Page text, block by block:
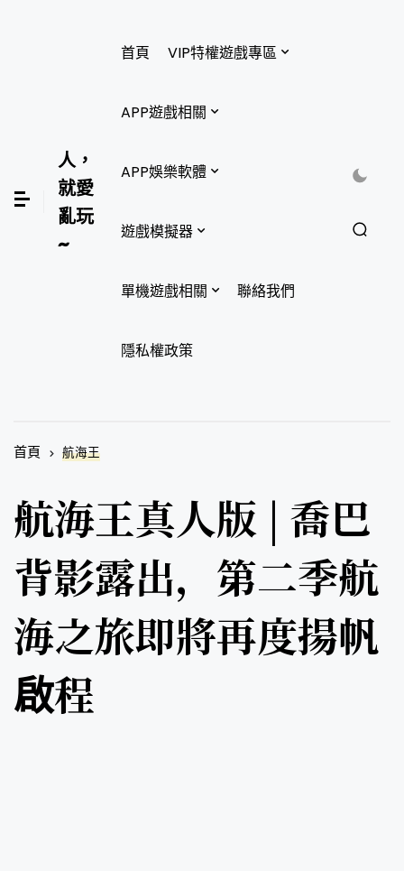
人，
就愛
亂玩
~
首頁 VIP特權遊戲專區
APP遊戲相關
APP娛樂軟體
遊戲模擬器
單機遊戲相關 聯絡我們
隱私權政策
首頁 航海王
航海王真人版 | 喬巴
背影露出，第二季航
海之旅即將再度揚帆
啟程